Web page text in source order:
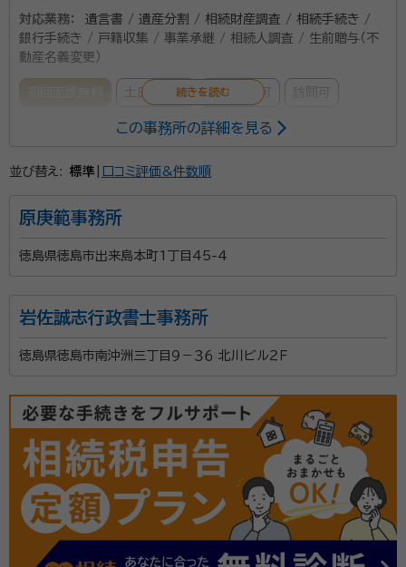
対応業務：
遺言書 / 遺産分割 / 相続財産調査 / 相続手続き /
銀行手続き / 戸籍収集 / 事業承継 / 相続人調査 / 生前贈与（不
動産名義変更）
土日相談可 電話相談可 訪問可
オンライン面談可 女性スタッフ対応可
所属する専門家：
清水 智子
経歴： ・徳島県立城南高等学校を卒業 ・社会福祉法人および医療法人に
ネジメント学科を卒業 ・社会福祉士として主に成年後見人として活動 ・大
account_circle 満足度 5.0
ご利用時期：2026/1
無料面談の際の話しやすさや費用の提示が明確で分かりやすかったで
契約後の感想
専門的な事が分からないので色々ご相談させて頂きました。とても感じ
が良かったです。
終活、遺産相続を手続きだけではなくそのあとの生活設
計まで、社会福祉士２５年の経験と行政書士の観点から
ご対応いたします！成年後見制度、介護保険などを組み
この事務所の詳細を見る
並び替え: 標準 口コミ評価&件数順
原庚範事務所
徳島県徳島市出来島本町1丁目45-4
岩佐誠志行政書士事務所
徳島県徳島市南沖洲三丁目９－３６ 北川ビル２Ｆ